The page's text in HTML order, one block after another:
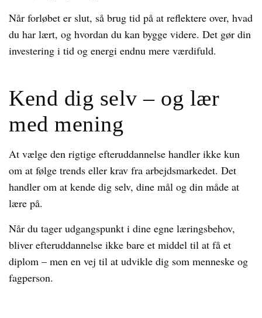
Når forløbet er slut, så brug tid på at reflektere over, hvad
du har lært, og hvordan du kan bygge videre. Det gør din
investering i tid og energi endnu mere værdifuld.
Kend dig selv – og lær
med mening
At vælge den rigtige efteruddannelse handler ikke kun
om at følge trends eller krav fra arbejdsmarkedet. Det
handler om at kende dig selv, dine mål og din måde at
lære på.
Når du tager udgangspunkt i dine egne læringsbehov,
bliver efteruddannelse ikke bare et middel til at få et
diplom – men en vej til at udvikle dig som menneske og
fagperson.